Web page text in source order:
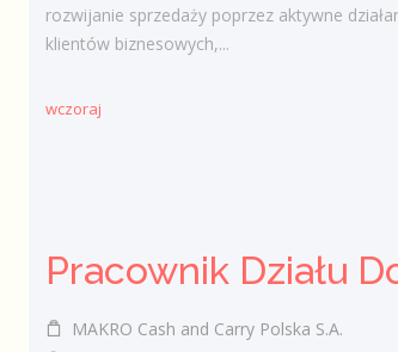
wczoraj
rozwijanie sprzedaży poprzez aktywne
klientów biznesowych,...
wczoraj
MAKRO Cash and Carry Polska S.A.